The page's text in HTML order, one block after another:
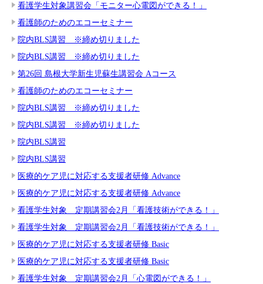
看護学生対象講習会「モニター心電図ができる！」
看護師のためのエコーセミナー
院内BLS講習 ※締め切りました
院内BLS講習 ※締め切りました
第26回 島根大学新生児蘇生講習会 Aコース
看護師のためのエコーセミナー
院内BLS講習 ※締め切りました
院内BLS講習 ※締め切りました
院内BLS講習
院内BLS講習
医療的ケア児に対応する支援者研修 Advance
医療的ケア児に対応する支援者研修 Advance
看護学生対象 定期講習会2月「看護技術ができる！」
看護学生対象 定期講習会2月「看護技術ができる！」
医療的ケア児に対応する支援者研修 Basic
医療的ケア児に対応する支援者研修 Basic
看護学生対象 定期講習会2月「心電図ができる！」